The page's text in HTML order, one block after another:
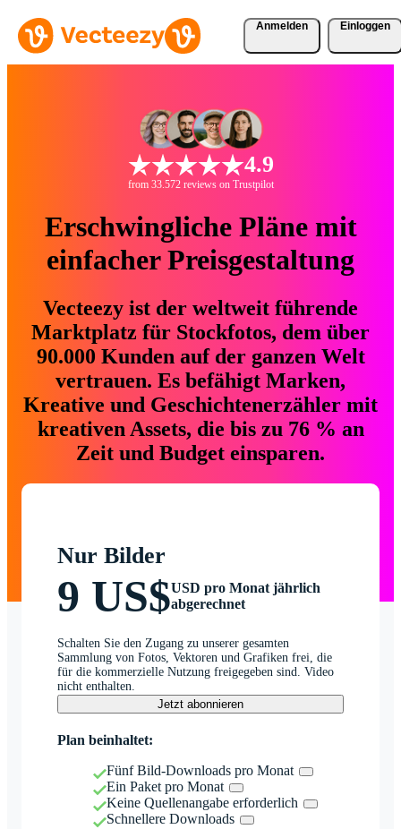
Anmelden Einloggen
4.9
from 33.572 reviews on Trustpilot
Erschwingliche Pläne mit
einfacher Preisgestaltung
Vecteezy ist der weltweit führende
Marktplatz für Stockfotos, dem über
90.000 Kunden auf der ganzen Welt
vertrauen. Es befähigt Marken,
Kreative und Geschichtenerzähler mit
kreativen Assets, die bis zu 76 % an
Zeit und Budget einsparen.
Nur Bilder
9 US$USD pro Monat jährlich
abgerechnet
Schalten Sie den Zugang zu unserer gesamten
Sammlung von Fotos, Vektoren und Grafiken frei, die
für die kommerzielle Nutzung freigegeben sind. Video
nicht enthalten.
Jetzt abonnieren
Plan beinhaltet:
Fünf Bild-Downloads pro Monat
Ein Paket pro Monat
Keine Quellenangabe erforderlich
Schnellere Downloads